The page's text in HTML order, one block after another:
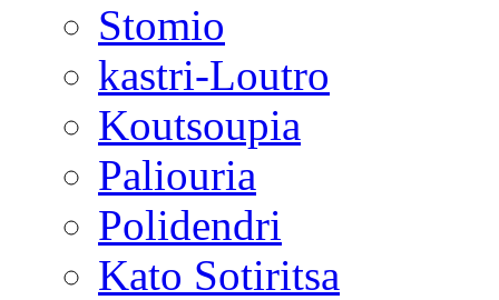
Stomio
kastri-Loutro
Koutsoupia
Paliouria
Polidendri
Kato Sotiritsa